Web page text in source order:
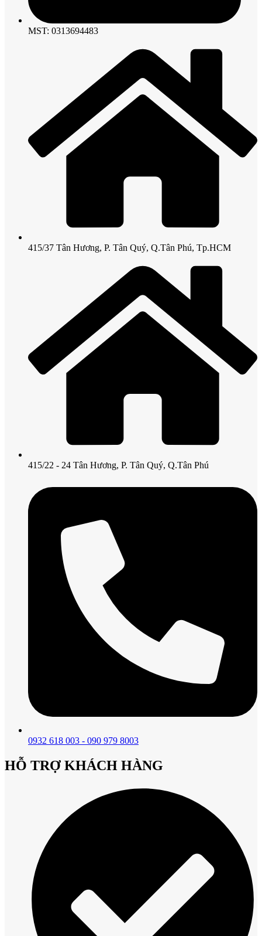
MST: 0313694483
415/37 Tân Hương, P. Tân Quý, Q.Tân Phú, Tp.HCM
415/22 - 24 Tân Hương, P. Tân Quý, Q.Tân Phú
0932 618 003 - 090 979 8003
HỖ TRỢ KHÁCH HÀNG